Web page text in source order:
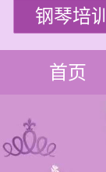
钢琴培训
首页